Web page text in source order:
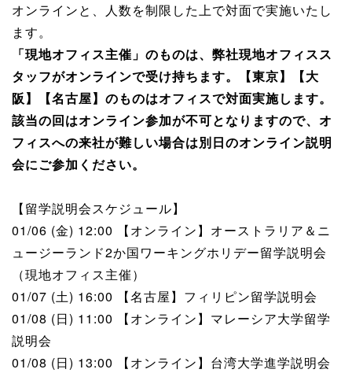
オンラインと、人数を制限した上で対面で実施いたし
ます。
「現地オフィス主催」のものは、弊社現地オフィスス
タッフがオンラインで受け持ちます。【東京】【大
阪】【名古屋】のものはオフィスで対面実施します。
該当の回はオンライン参加が不可となりますので、オ
フィスへの来社が難しい場合は別日のオンライン説明
会にご参加ください。
【留学説明会スケジュール】
01/06 (金) 12:00 【オンライン】オーストラリア＆ニ
ュージーランド2か国ワーキングホリデー留学説明会
（現地オフィス主催）
01/07 (土) 16:00 【名古屋】フィリピン留学説明会
01/08 (日) 11:00 【オンライン】マレーシア大学留学
説明会
01/08 (日) 13:00 【オンライン】台湾大学進学説明会